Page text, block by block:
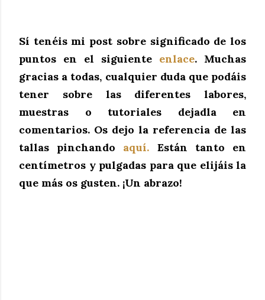
Sí tenéis mi post sobre significado de los
puntos en el siguiente enlace. Muchas
gracias a todas, cualquier duda que podáis
tener sobre las diferentes labores,
muestras o tutoriales dejadla en
comentarios. Os dejo la referencia de las
tallas pinchando aquí. Están tanto en
centímetros y pulgadas para que elijáis la
que más os gusten. ¡Un abrazo!